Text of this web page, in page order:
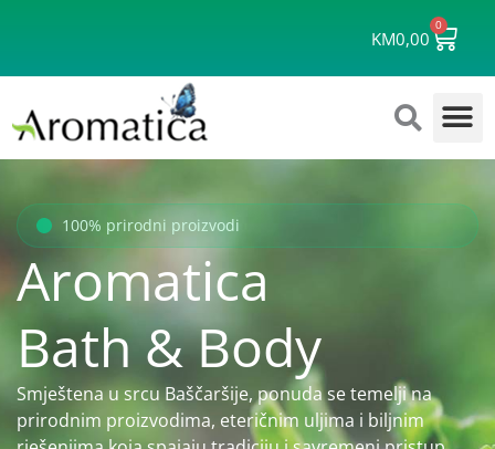
KM0,00
0
Cart
100% prirodni proizvodi
Aromatica
Bath & Body
Smještena u srcu Baščaršije, ponuda se temelji na
prirodnim proizvodima, eteričnim uljima i biljnim